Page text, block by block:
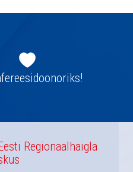
Regionaalhaigla